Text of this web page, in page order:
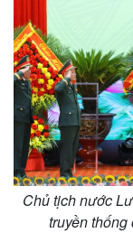
Chủ tịch nước
truyền